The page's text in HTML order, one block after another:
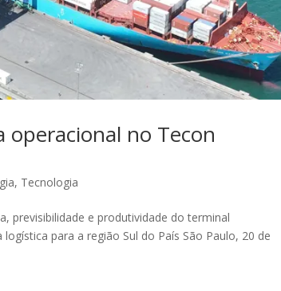
no Tecon
, Tecnologia
previsibilidade e produtividade do terminal
para a região Sul do País São Paulo, 20 de